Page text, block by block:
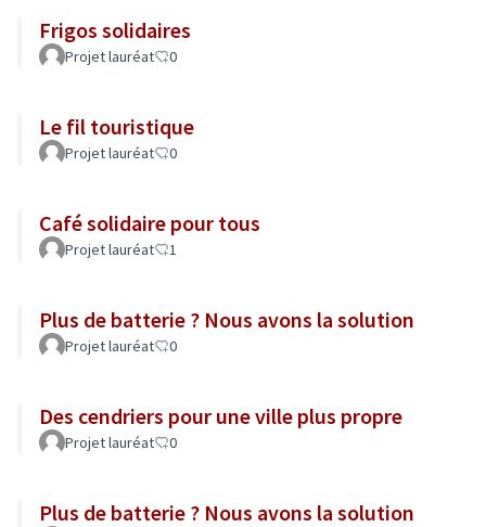
Frigos solidaires
Projet lauréat 0
Le fil touristique
Projet lauréat 0
Café solidaire pour tous
Projet lauréat 1
Plus de batterie ? Nous avons la solution
Projet lauréat 0
Des cendriers pour une ville plus propre
Projet lauréat 0
Plus de batterie ? Nous avons la solution